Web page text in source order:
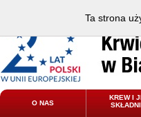
O NAS
KREW I
Ta strona